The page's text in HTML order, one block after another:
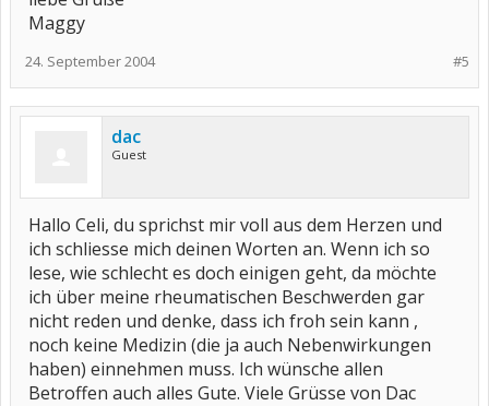
Maggy
#5
24. September 2004
dac
Guest
Hallo Celi, du sprichst mir voll aus dem Herzen und
ich schliesse mich deinen Worten an. Wenn ich so
lese, wie schlecht es doch einigen geht, da möchte
ich über meine rheumatischen Beschwerden gar
nicht reden und denke, dass ich froh sein kann ,
noch keine Medizin (die ja auch Nebenwirkungen
haben) einnehmen muss. Ich wünsche allen
Betroffen auch alles Gute. Viele Grüsse von Dac